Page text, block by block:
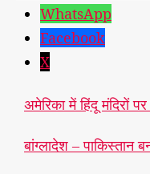
WhatsApp
Facebook
X
अमेरिका में हिंदू मंदिरों
बांग्लादेश – पाकिस्तान
#
भा
र
#